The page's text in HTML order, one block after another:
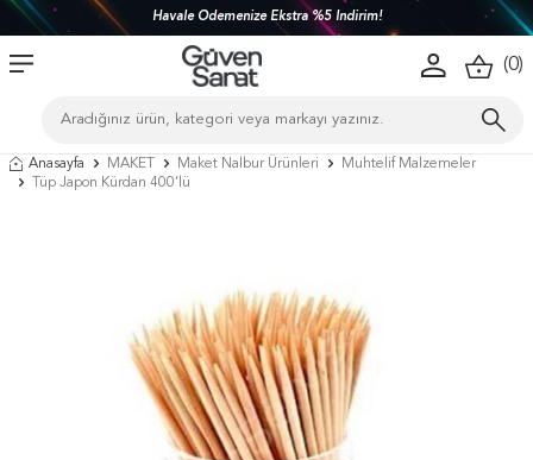
Havale Ödemenize Ekstra %5 İndirim!
(0)
Anasayfa MAKET Maket Nalbur Ürünleri
Muhtelif Malzemeler
Tüp Japon Kürdan 400’lü